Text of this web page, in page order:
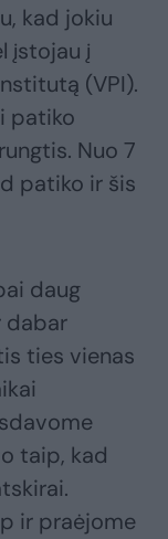
kad jokiu
įstojau į
(VPI).
patiko
Nuo 7
patiko ir šis
daug
dabar
ties vienas
taip, kad
ir praėjome